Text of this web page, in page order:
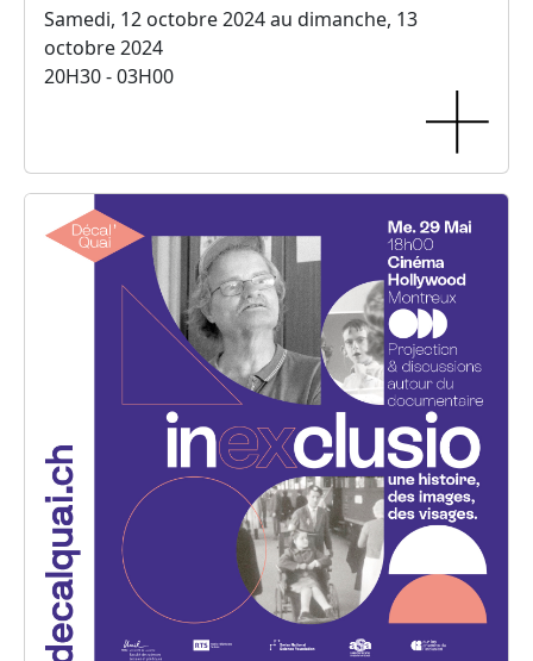
Samedi, 12 octobre 2024 au dimanche, 13
octobre 2024
20H30 - 03H00